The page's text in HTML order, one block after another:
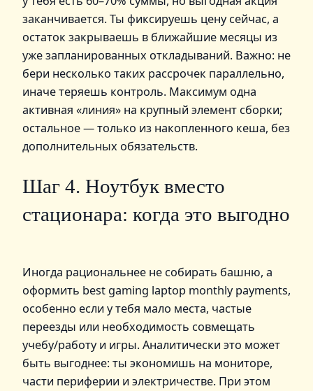
заканчивается. Ты фиксируешь цену сейчас, а
остаток закрываешь в ближайшие месяцы из
уже запланированных откладываний. Важно: не
бери несколько таких рассрочек параллельно,
иначе теряешь контроль. Максимум одна
активная «линия» на крупный элемент сборки;
остальное — только из накопленного кеша, без
дополнительных обязательств.
Шаг 4. Ноутбук вместо
стационара: когда это выгодно
Иногда рациональнее не собирать башню, а
оформить best gaming laptop monthly payments,
особенно если у тебя мало места, частые
переезды или необходимость совмещать
учебу/работу и игры. Аналитически это может
быть выгоднее: ты экономишь на мониторе,
части периферии и электричестве. При этом